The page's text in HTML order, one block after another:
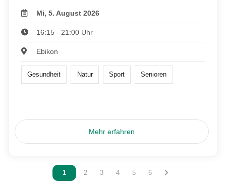
Mi, 5. August 2026
16:15 - 21:00 Uhr
Ebikon
Gesundheit Natur Sport Senioren
Mehr erfahren
Vous êtes sur la page
1 Vous êtes sur la page
2 Vous êtes sur la page
3 Vous êtes sur la page
4 Vous êtes sur la page
5 Vous êtes sur la page
6